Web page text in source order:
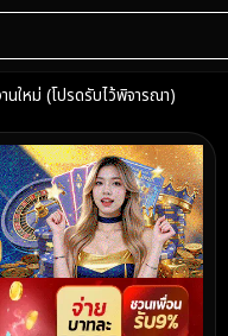
ใหม่ (โปรดรับไว้พิจารณา)